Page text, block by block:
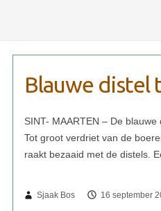
Blauwe distel
Sjaak Bos 16 september